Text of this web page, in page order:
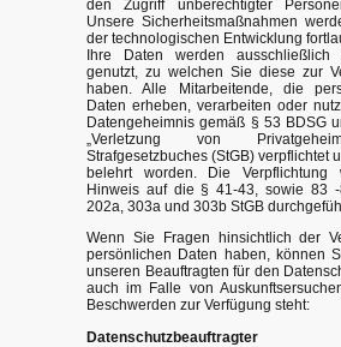
den Zugriff unberechtigter
Unsere Sicherheitsmaßnahmen
der technologischen Entwicklung
Ihre Daten werden
genutzt, zu welchen Sie diese zur
haben. Alle Mitarbeitende, die
Daten erheben, verarbeiten oder
Datengeheimnis gemäß § 53 BDSG
„Verletzung von
Strafgesetzbuches (StGB) verpflichtet
belehrt worden. Die
Hinweis auf die § 41-43, sowie 83
202a, 303a und 303b StGB
Wenn Sie Fragen hinsichtlich der
persönlichen Daten haben, können
unseren Beauftragten für den
auch im Falle von
Beschwerden zur Verfügung steht:
Datenschutzbeauftragter